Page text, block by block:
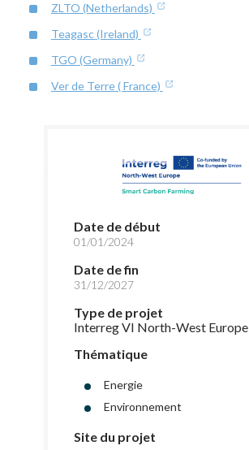
ZLTO (Netherlands)
Teagasc (Ireland)
TGO (Germany)
Ver de Terre ( France)
Date de début
01/01/2024
Date de fin
31/12/2027
Type de projet
Interreg VI North-West Europe
Thématique
Energie
Environnement
Site du projet